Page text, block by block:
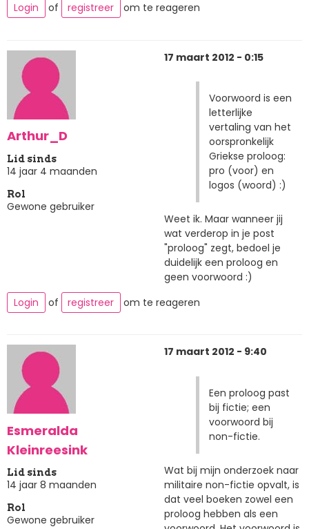
Login
of registreer om te reageren
Arthur_D
Lid sinds
14 jaar 4 maanden
Rol
Gewone gebruiker
17 maart 2012 - 0:15
Voorwoord is een
letterlijke
vertaling van het
oorspronkelijk
Griekse proloog:
pro (voor) en
logos (woord) :)
Weet ik. Maar wanneer jij
wat verderop in je post
"proloog" zegt, bedoel je
duidelijk een proloog en
geen voorwoord :)
Login
of registreer om te reageren
Esmeralda
Kleinreesink
Lid sinds
14 jaar 8 maanden
Rol
Gewone gebruiker
17 maart 2012 - 9:40
Een proloog past
bij fictie; een
voorwoord bij
non-fictie.
Wat bij mijn onderzoek naar
militaire non-fictie opvalt, is
dat veel boeken zowel een
proloog hebben als een